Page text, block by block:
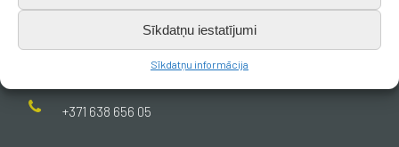
Sīkdatņu iestatījumi
Sīkdatņu informācija
+371 638 656 05